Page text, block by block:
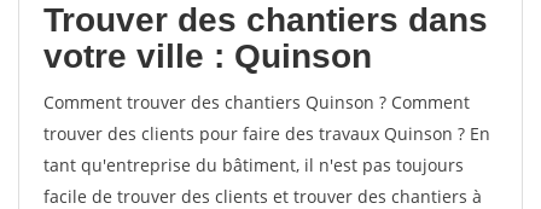
Trouver des chantiers dans
votre ville : Quinson
Comment trouver des chantiers Quinson ? Comment
trouver des clients pour faire des travaux Quinson ? En
tant qu'entreprise du bâtiment, il n'est pas toujours
facile de trouver des clients et trouver des chantiers à